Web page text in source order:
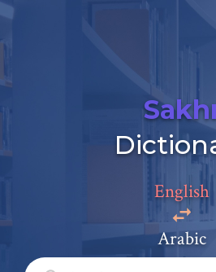
English
Arabic
Add a
Full Name: *